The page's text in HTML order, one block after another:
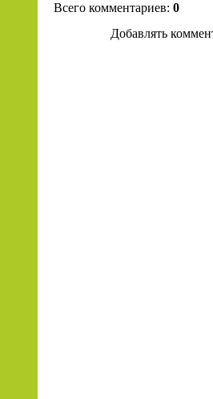
Всего комментариев: 0
Добавлять